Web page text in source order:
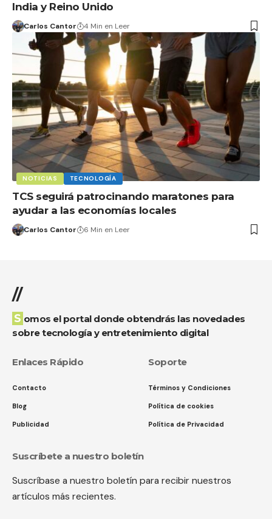
India y Reino Unido
Carlos Cantor 4 Min en Leer
NOTICIAS TECNOLOGÍA
TCS seguirá patrocinando maratones para
ayudar a las economías locales
Carlos Cantor 6 Min en Leer
//
Somos el portal donde obtendrás las novedades
sobre tecnología y entretenimiento digital
Enlaces Rápido
Contacto
Blog
Publicidad
Soporte
Términos y Condiciones
Política de cookies
Política de Privacidad
Suscríbete a nuestro boletín
Suscríbase a nuestro boletín para recibir nuestros
artículos más recientes.